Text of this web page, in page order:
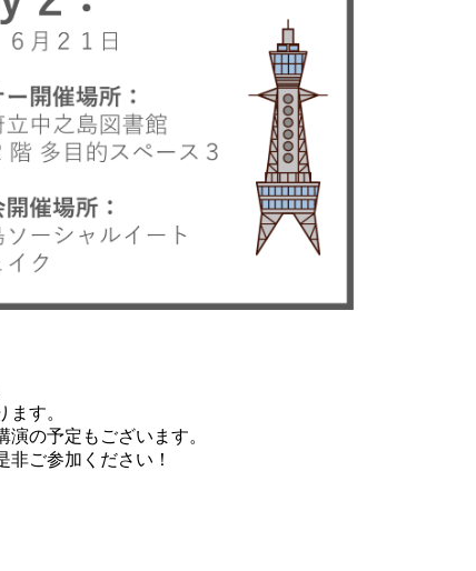
す。
の予定もございます。
ご参加ください！